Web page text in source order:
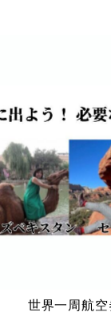
世界一周航